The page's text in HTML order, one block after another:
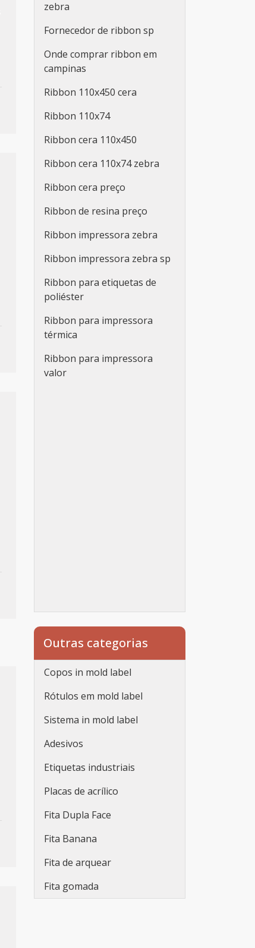
zebra
Fornecedor de ribbon sp
Onde comprar ribbon em
campinas
Ribbon 110x450 cera
Ribbon 110x74
Ribbon cera 110x450
Ribbon cera 110x74 zebra
Ribbon cera preço
Ribbon de resina preço
Ribbon impressora zebra
Ribbon impressora zebra sp
Ribbon para etiquetas de
poliéster
Ribbon para impressora
térmica
Ribbon para impressora
valor
Outras categorias
Copos in mold label
Rótulos em mold label
Sistema in mold label
Adesivos
Etiquetas industriais
Placas de acrílico
Fita Dupla Face
Fita Banana
Fita de arquear
Fita gomada